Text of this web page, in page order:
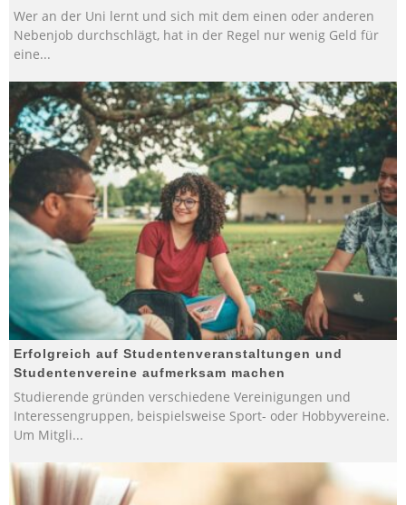
Wer an der Uni lernt und sich mit dem einen oder anderen
Nebenjob durchschlägt, hat in der Regel nur wenig Geld für
eine...
Erfolgreich auf Studentenveranstaltungen und
Studentenvereine aufmerksam machen
Studierende gründen verschiedene Vereinigungen und
Interessengruppen, beispielsweise Sport- oder Hobbyvereine.
Um Mitgli...